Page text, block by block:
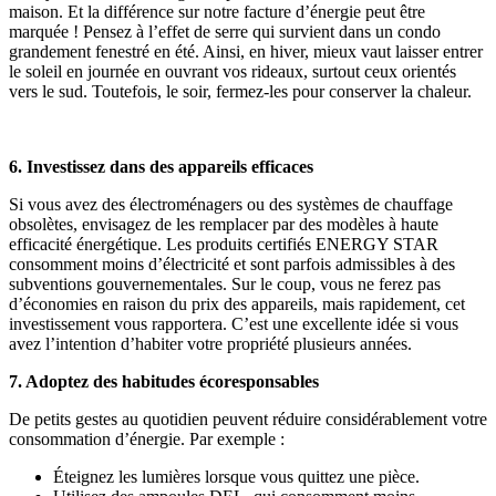
maison. Et la différence sur notre facture d’énergie peut être
marquée ! Pensez à l’effet de serre qui survient dans un condo
grandement fenestré en été. Ainsi, en hiver, mieux vaut laisser entrer
le soleil en journée en ouvrant vos rideaux, surtout ceux orientés
vers le sud. Toutefois, le soir, fermez-les pour conserver la chaleur.
6. Investissez dans des appareils efficaces
Si vous avez des électroménagers ou des systèmes de chauffage
obsolètes, envisagez de les remplacer par des modèles à haute
efficacité énergétique. Les produits certifiés ENERGY STAR
consomment moins d’électricité et sont parfois admissibles à des
subventions gouvernementales. Sur le coup, vous ne ferez pas
d’économies en raison du prix des appareils, mais rapidement, cet
investissement vous rapportera. C’est une excellente idée si vous
avez l’intention d’habiter votre propriété plusieurs années.
7. Adoptez des habitudes écoresponsables
De petits gestes au quotidien peuvent réduire considérablement votre
consommation d’énergie. Par exemple :
Éteignez les lumières lorsque vous quittez une pièce.